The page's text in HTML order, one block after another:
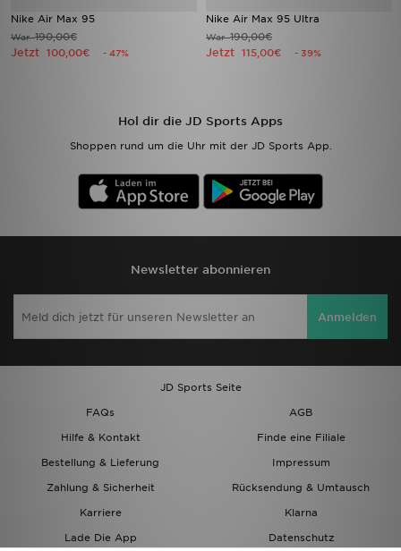
Nike Air Max 95
War190,00€
Jetzt 100,00€ - 47%
Nike Air Max 95 Ultra
War190,00€
Jetzt 115,00€ - 39%
Hol dir die JD Sports Apps
Shoppen rund um die Uhr mit der JD Sports App.
Newsletter abonnieren
Anmelden
JD Sports Seite
FAQs
AGB
Hilfe & Kontakt
Finde eine Filiale
Bestellung & Lieferung
Impressum
Zahlung & Sicherheit
Rücksendung & Umtausch
Karriere
Klarna
Lade Die App
Datenschutz